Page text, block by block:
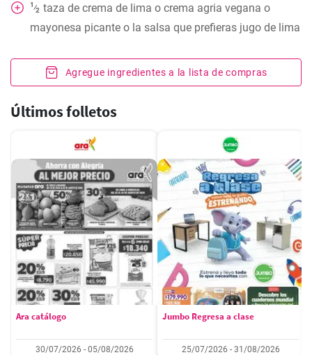
1⁄2 taza de crema de lima o crema agria vegana o
mayonesa picante o la salsa que prefieras jugo de lima
Agregue ingredientes a la lista de compras
Últimos folletos
Ara catálogo
30/07/2026 - 05/08/2026
Jumbo Regresa a clase
25/07/2026 - 31/08/2026